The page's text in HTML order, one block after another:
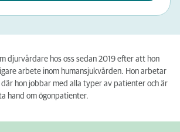
djurvårdare hos oss sedan 2019 efter att hon
arbete inom humansjukvården. Hon arbetar
där hon jobbar med alla typer av patienter och är
hand om ögonpatienter.